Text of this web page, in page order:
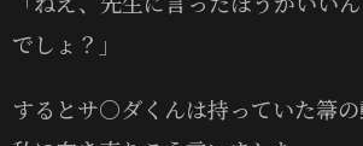
でしょ？」
するとサ〇ダくんは持っていた箒の